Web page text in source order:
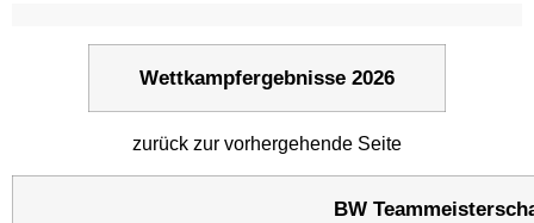
Wettkampfergebnisse 2026
zurück zur vorhergehende Seite
BW